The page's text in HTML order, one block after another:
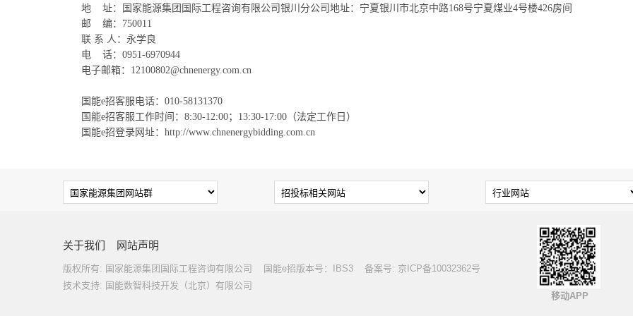
地
址：国家能源集团国际工程咨询有限公司银川分公司地址：宁夏银川市北京中路168号宁夏煤业4号楼426房间
邮
编：750011
联 系 人：永学良
电
话：0951-6970944
电子邮箱：12100802@chnenergy.com.cn
国能e招客服电话：010-58131370
国能e招客服工作时间：8:30-12:00；13:30-17:00（法定工作日）
国能e招登录网址：http://www.chnenergybidding.com.cn
关于我们 网站声明
版权所有: 国家能源集团国际工程咨询有限公司 国能e招版本号：IBS3 备案号: 京ICP备10032362号
技术支持: 国能数智科技开发（北京）有限公司
移动APP